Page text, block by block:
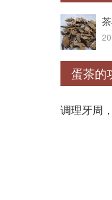
蛋茶的
调理牙周